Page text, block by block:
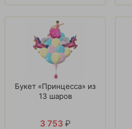
Букет «Принцесса» из
13 шаров
3 753 ₽